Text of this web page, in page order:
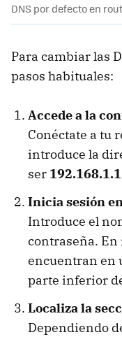
DNS por defecto en
Para cambiar las
pasos habituales:
Accede a la
Conéctate a tu
introduce la
ser 192.168.1.1
Inicia sesión
Introduce el
contraseña. En
encuentran en
parte inferior
Localiza la
Dependiendo